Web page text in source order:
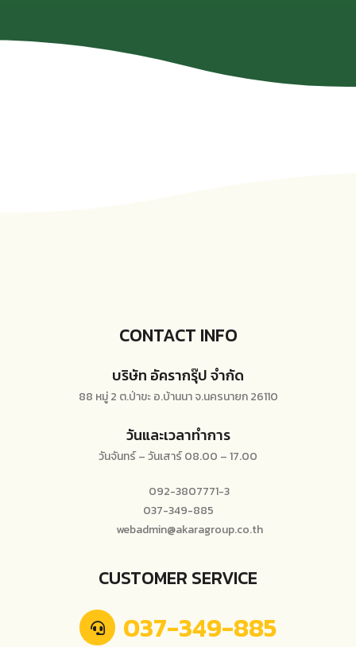
CONTACT INFO
บริษัท อัครากรุ๊ป จำกัด
88 หมู่ 2 ต.ป่าขะ อ.บ้านนา จ.นครนายก 26110
วันและเวลาทำการ
วันจันทร์ – วันเสาร์ 08.00 – 17.00
092-3807771-3
037-349-885
webadmin@akaragroup.co.th
CUSTOMER SERVICE
037-349-885